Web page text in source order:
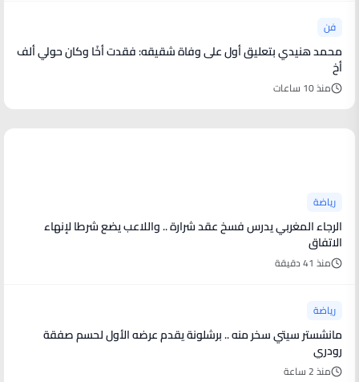
فن
محمد هنيدي بتعليق أول على وفاة شقيقه: فقدت أخًا وكان حولي ألف
أخ
منذ 10 ساعات
رياضة
الرجاء المغربي يدرس فسخ عقد شرارة .. واللاعب يضع شرطا لإنهاء
الاتفاق
منذ 41 دقيقة
رياضة
مانشستر سيتي سخر منه .. برشلونة يقدم عرضه الأول لحسم صفقة
رودري
منذ 2 ساعة